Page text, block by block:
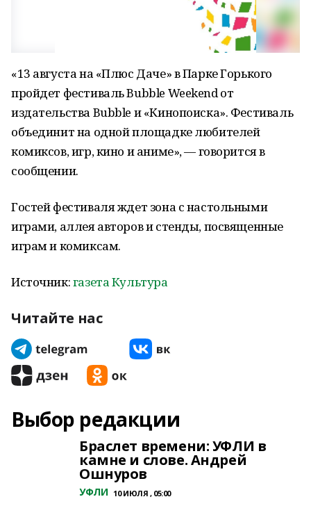
«13 августа на «Плюс Даче» в Парке Горького
пройдет фестиваль Bubble Weekend от
издательства Bubble и «Кинопоиска». Фестиваль
объединит на одной площадке любителей
комиксов, игр, кино и аниме», — говорится в
сообщении.
Гостей фестиваля ждет зона с настольными
играми, аллея авторов и стенды, посвященные
играм и комиксам.
Источник:газета Культура
Читайте нас
Выбор редакции
Браслет времени: УФЛИ в
камне и слове. Андрей
Ошнуров
УФЛИ 10 ИЮЛЯ , 05:00